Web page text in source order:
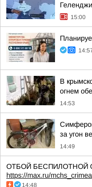
15:00
В
огнем
14:53
за угон
14:49
ОТБОЙ БЕСПИЛОТНОЙ
https://max.ru/mchs_crimea
14:48